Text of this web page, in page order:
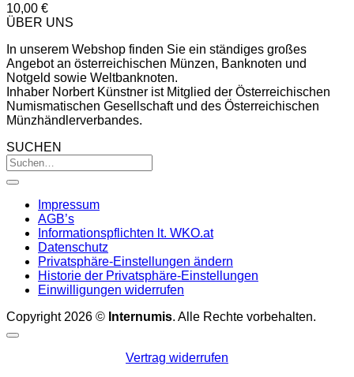
10,00 €
ÜBER UNS
In unserem Webshop finden Sie ein ständiges großes
Angebot an österreichischen Münzen, Banknoten und
Notgeld sowie Weltbanknoten.
Inhaber Norbert Künstner ist Mitglied der Österreichischen
Numismatischen Gesellschaft und des Österreichischen
Münzhändlerverbandes.
SUCHEN
Impressum
AGB’s
Informationspflichten lt. WKO.at
Datenschutz
Privatsphäre-Einstellungen ändern
Historie der Privatsphäre-Einstellungen
Einwilligungen widerrufen
Copyright 2026 © Internumis. Alle Rechte vorbehalten.
Vertrag widerrufen